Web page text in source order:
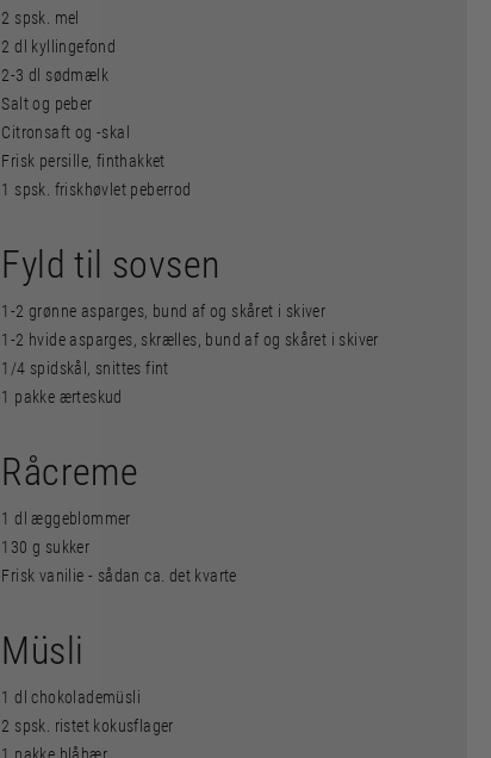
2 spsk. mel
2 dl kyllingefond
2-3 dl sødmælk
Salt og peber
Citronsaft og -skal
Frisk persille, finthakket
1 spsk. friskhøvlet peberrod
Fyld til sovsen
1-2 grønne asparges, bund af og skåret i skiver
1-2 hvide asparges, skrælles, bund af og skåret i skiver
1/4 spidskål, snittes fint
1 pakke ærteskud
Råcreme
1 dl æggeblommer
130 g sukker
Frisk vanilie - sådan ca. det kvarte
Müsli
1 dl chokolademüsli
2 spsk. ristet kokusflager
1 pakke blåbær